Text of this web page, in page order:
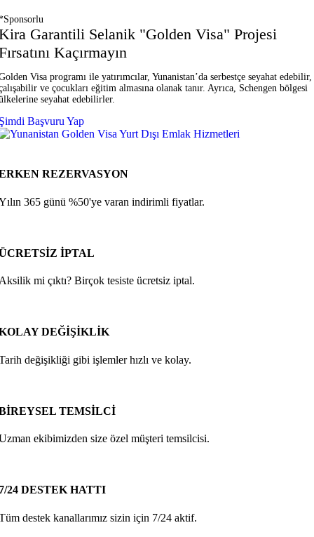
Garantili Selanik "Golden Visa" Projesi
Kaçırmayın
Visa programı ile yatırımcılar, Yunanistan’da serbestçe seyahat edebilir,
ve çocukları eğitim almasına olanak tanır. Ayrıca, Schengen bölgesi
seyahat edebilirler.
Başvuru Yap
REZERVASYON
365 günü %50'ye varan indirimli fiyatlar.
İPTAL
mi çıktı? Birçok tesiste ücretsiz iptal.
DEĞİŞİKLİK
değişikliği gibi işlemler hızlı ve kolay.
TEMSİLCİ
ekibimizden size özel müşteri temsilcisi.
24 DESTEK HATTI
destek kanallarımız sizin için 7/24 aktif.